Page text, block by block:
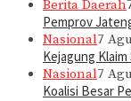
Berita Daerah
Pemprov
Nasional7
Kejagung
Nasional7
Koalisi Besar